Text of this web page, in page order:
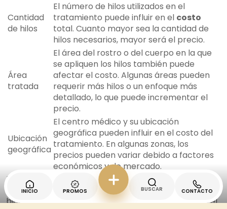
Cantidad
de hilos
El número de hilos utilizados en el
tratamiento puede influir en el costo
total. Cuanto mayor sea la cantidad de
hilos necesarios, mayor será el precio.
Área
tratada
El área del rostro o del cuerpo en la que
se apliquen los hilos también puede
afectar el costo. Algunas áreas pueden
requerir más hilos o un enfoque más
detallado, lo que puede incrementar el
precio.
Ubicación
geográfica
El centro médico y su ubicación
geográfica pueden influir en el costo del
tratamiento. En algunas zonas, los
precios pueden variar debido a factores
económicos y de mercado.
Recuerda que el costo del tratamiento con hilos
tensores es una inversión en tu apariencia y
bienestar. Es importante buscar un equilibrio entre el
INICIO PROMOS BUSCAR CONTACTO